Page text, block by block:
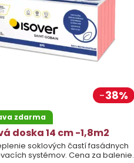
38%
zdarma
doska 14 cm -1,8m2
soklových častí fasádnych
systémov. Cena za balenie.